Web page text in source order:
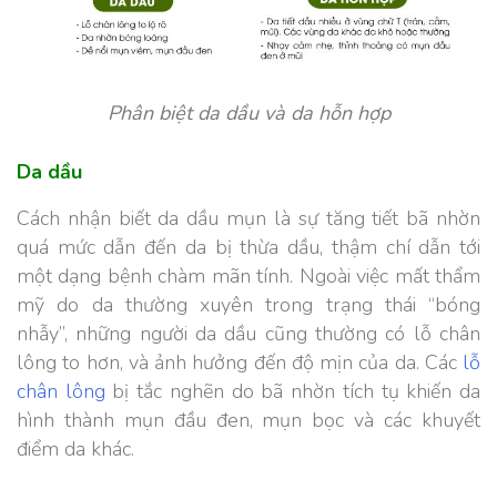
Phân biệt da dầu và da hỗn hợp
Da dầu
Cách nhận biết da dầu mụn là sự tăng tiết bã nhờn
quá mức dẫn đến da bị thừa dầu, thậm chí dẫn tới
một dạng bệnh chàm mãn tính. Ngoài việc mất thẩm
mỹ do da thường xuyên trong trạng thái “bóng
nhẫy”, những người da dầu cũng thường có lỗ chân
lông to hơn, và ảnh hưởng đến độ mịn của da. Các lỗ
chân lông bị tắc nghẽn do bã nhờn tích tụ khiến da
hình thành mụn đầu đen, mụn bọc và các khuyết
điểm da khác.